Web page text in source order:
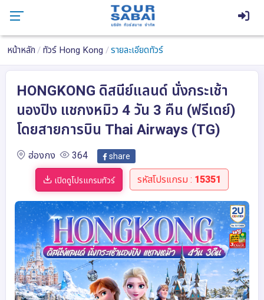
หน้าหลัก ทัวร์ Hong Kong รายละเอียดทัวร์
HONGKONG ดิสนีย์แลนด์ นั่งกระเช้า
นองปิง แชกงหมิว 4 วัน 3 คืน (ฟรีเดย์)
โดยสายการบิน Thai Airways (TG)
ฮ่องกง 364 share
เปิดดูโปรแกรมทัวร์ รหัสโปรแกรม : 15351